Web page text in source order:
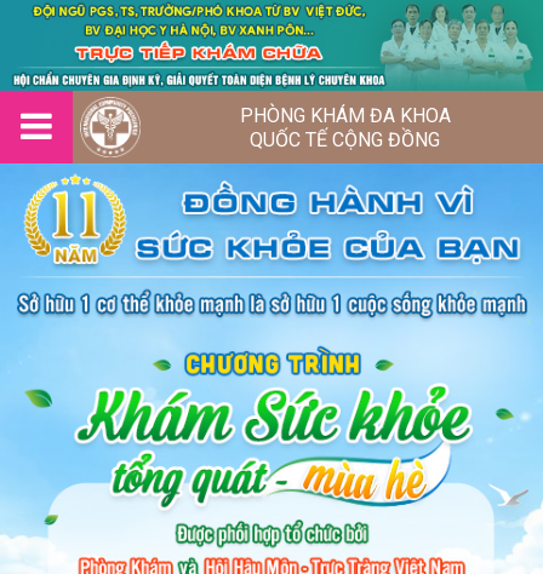
PHÒNG KHÁM ĐA KHOA
QUỐC TẾ CỘNG ĐỒNG